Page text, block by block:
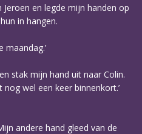
Jeroen en legde mijn handen op
in hangen.
maandag.’
stak mijn hand uit naar Colin.
nog wel een keer binnenkort.’
andere hand gleed van de